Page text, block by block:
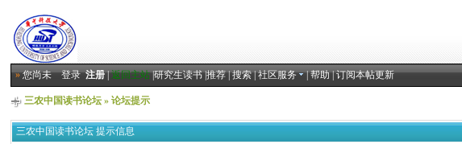
»您尚未登录 注册|返回主站|研究生读书|推荐|搜索|社区服务 |帮助|订阅本帖更新
三农中国读书论坛 » 论坛提示
三农中国读书论坛 提示信息